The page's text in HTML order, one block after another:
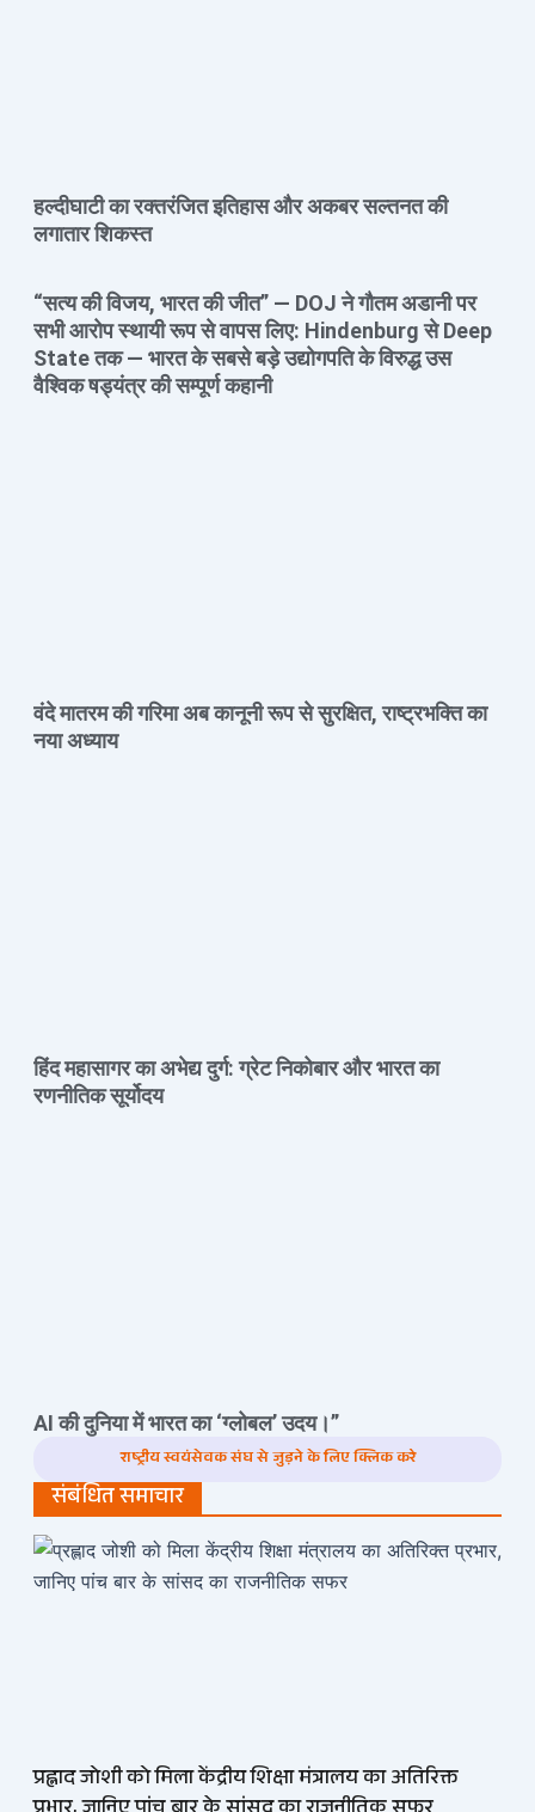
हल्दीघाटी का रक्तरंजित इतिहास और अकबर सल्तनत की
लगातार शिकस्त
“सत्य की विजय, भारत की जीत” — DOJ ने गौतम अडानी पर
सभी आरोप स्थायी रूप से वापस लिए: Hindenburg से Deep
State तक — भारत के सबसे बड़े उद्योगपति के विरुद्ध उस
वैश्विक षड्यंत्र की सम्पूर्ण कहानी
वंदे मातरम की गरिमा अब कानूनी रूप से सुरक्षित, राष्ट्रभक्ति का
नया अध्याय
हिंद महासागर का अभेद्य दुर्ग: ग्रेट निकोबार और भारत का
रणनीतिक सूर्योदय
AI की दुनिया में भारत का ‘ग्लोबल’ उदय।”
राष्ट्रीय स्वयंसेवक संघ से जुड़ने के लिए क्लिक करे
संबंधित समाचार
प्रह्लाद जोशी को मिला केंद्रीय शिक्षा मंत्रालय का अतिरिक्त